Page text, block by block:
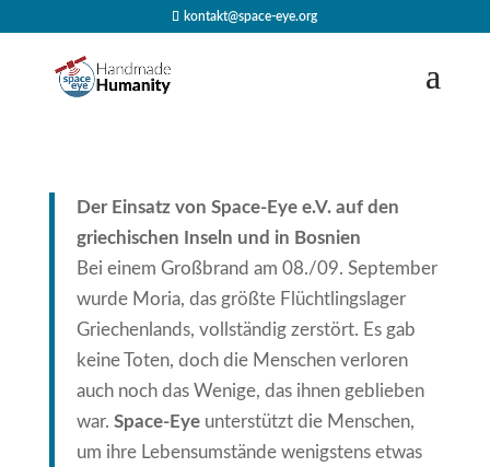
kontakt@space-eye.org
Der Einsatz von Space-Eye e.V. auf den
griechischen Inseln und in Bosnien
Bei einem Großbrand am 08./09. September
wurde Moria, das größte Flüchtlingslager
Griechenlands, vollständig zerstört. Es gab
keine Toten, doch die Menschen verloren
auch noch das Wenige, das ihnen geblieben
war. Space-Eyeunterstützt die Menschen,
um ihre Lebensumstände wenigstens etwas